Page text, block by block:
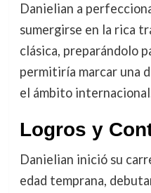
Danielian a
sumergirse en la rica
clásica, preparándolo
permitiría marcar una
el ámbito
Logros y
Danielian inició su
edad temprana,